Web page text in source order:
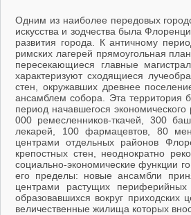
Одним из наиболее передовых
искусства и зодчества была
развития города. К античному
римских лагерей прямоугольная
пересекающиеся главные
характеризуют сходящиеся
стен, окружавших древнее
ансамблем собора. Эта территория
период начавшегося
000 ремесленников-ткачей, 300
лекарей, 100 фармацевтов, 80
центрами отдельных районов
крепостных стен, неоднократно
социально-экономические функции
его пределы: новые ансамбли
центрами растущих
образовавшихся вокруг
величественные жилища которых